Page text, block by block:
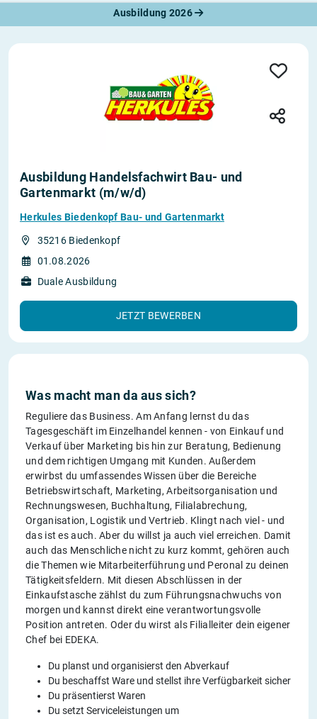
Ausbildung 2026
Ausbildung Handelsfachwirt Bau- und
Gartenmarkt (m/w/d)
Herkules Biedenkopf Bau- und Gartenmarkt
35216 Biedenkopf
01.08.2026
Duale Ausbildung
JETZT BEWERBEN
Was macht man da aus sich?
Reguliere das Business. Am Anfang lernst du das
Tagesgeschäft im Einzelhandel kennen - von Einkauf und
Verkauf über Marketing bis hin zur Beratung, Bedienung
und dem richtigen Umgang mit Kunden. Außerdem
erwirbst du umfassendes Wissen über die Bereiche
Betriebswirtschaft, Marketing, Arbeitsorganisation und
Rechnungswesen, Buchhaltung, Filialabrechung,
Organisation, Logistik und Vertrieb. Klingt nach viel - und
das ist es auch. Aber du willst ja auch viel erreichen. Damit
auch das Menschliche nicht zu kurz kommt, gehören auch
die Themen wie Mitarbeiterführung und Peronal zu deinen
Tätigkeitsfeldern. Mit diesen Abschlüssen in der
Einkaufstasche zählst du zum Führungsnachwuchs von
morgen und kannst direkt eine verantwortungsvolle
Position antreten. Oder du wirst als Filialleiter dein eigener
Chef bei EDEKA.
Du planst und organisierst den Abverkauf
Du beschaffst Ware und stellst ihre Verfügbarkeit sicher
Du präsentierst Waren
Du setzt Serviceleistungen um